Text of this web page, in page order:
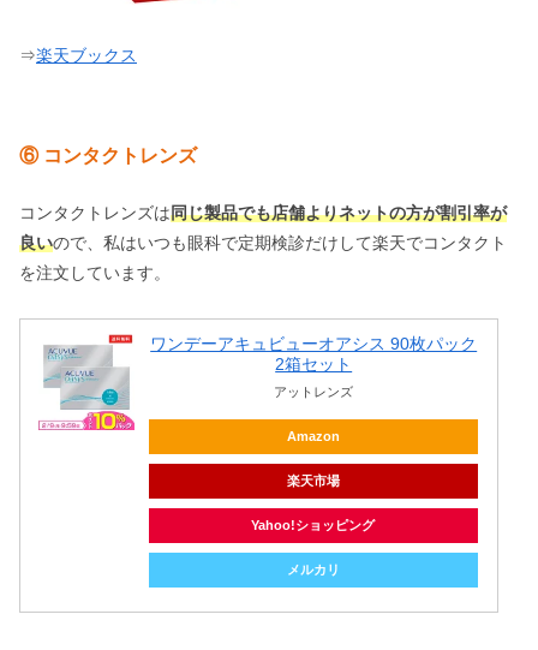
⇒楽天ブックス
⑥ コンタクトレンズ
コンタクトレンズは同じ製品でも店舗よりネットの方が割引率が
良いので、私はいつも眼科で定期検診だけして楽天でコンタクト
を注文しています。
ワンデーアキュビューオアシス 90枚パック
2箱セット
アットレンズ
Amazon
楽天市場
Yahoo!ショッピング
メルカリ